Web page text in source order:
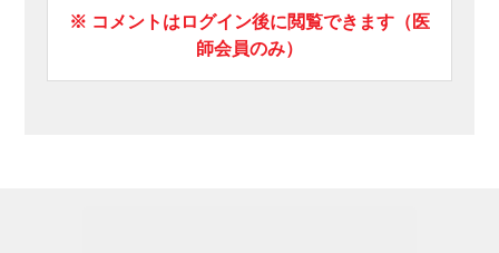
※ コメントはログイン後に閲覧できます（医
師会員のみ）